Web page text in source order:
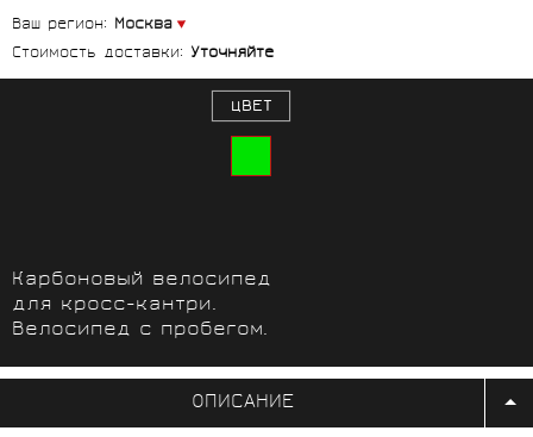
Ваш регион: Москва
Стоимость доставки: Уточняйте
ЦВЕТ
Карбоновый велосипед
для кросс-кантри.
Велосипед с пробегом.
ОПИСАНИЕ